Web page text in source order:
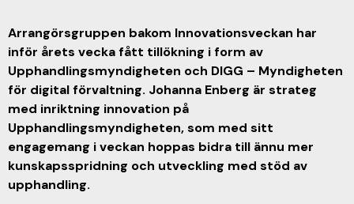
Arrangörsgruppen bakom Innovationsveckan har
inför årets vecka fått tillökning i form av
Upphandlingsmyndigheten och DIGG – Myndigheten
för digital förvaltning. Johanna Enberg är strateg
med inriktning innovation på
Upphandlingsmyndigheten, som med sitt
engagemang i veckan hoppas bidra till ännu mer
kunskapsspridning och utveckling med stöd av
upphandling.